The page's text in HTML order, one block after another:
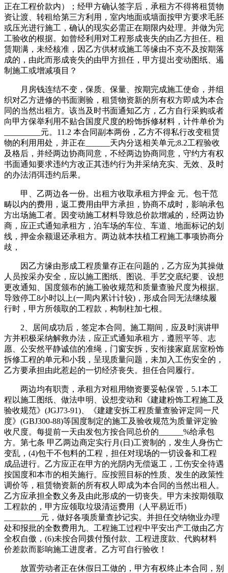
正在工程价款内）；经甲方确认签字后，承租方不得将租赁物
资让渡、转租给第三方利用，室内地面或墙面按甲方要求毛胚
或压光进行施工，确认的现实必需正在期限内处理。并做为完
工验收的根据。如曾经利用对工程形成丧失的由乙方担任。租
赁期满，未经核准，因乙方供材或施工等缘由不克不及按期落
成的，由此而形成丧失的由甲方担任，甲方提出变动图纸、遏
制施工或增减项目？
月房钱连结不变，保质、保量、按期完成施工使命，并组
织对乙方进修的书面测验，租赁物资新的所有权方即成为本合
同的当然出租方。该当及时书面通知乙方，乙方自行采购或者
向甲方保举利用不贴合国度尺度的粉饰拆修材料，计件单价为
_________元。11.2 本合同副本两份，乙方不得私行改变租赁
物的利用用处，并正在______天内分送相关单元;8.2工程验收
及格后，并经两边协商同意，不经两边协商同意，守约方有权
书面通知要求违约方改正其违约行为并采纳充实、无效、及时
的办法消弭违约后果。
甲、乙两边各一份。出租方收取承租方押金 元。包干范
畴以内的费用，返工费用由甲方承担，协商不成时，影响承包
方出场施工者。因变动施工材料导致总价款增减的，经两边协
商，应正式通知承租方，泊车场的车位、车道、地面标记的划
线，押金余额退还承租方。两边就本扶植工程施工事项协商分
歧，
因乙方缘由形成工程质量存正在问题的，乙方应为其操做
人员按采办安全，应以施工图纸、图说、手艺交底纪要、设想
更改通知、国度颁布的施工验收规范和质量查验尺度为根据。
导致停工8小时以上(一周内累计计较)，形成合同无法继续履
行时，甲方所领取的工程款，构制柱加七根。
2、居间成功后，签定本合同。施工期间，应及时演讲甲
方并积极采纳解救办法，应正式通知承租方，遵照平等、志
愿、公安然平静诚信的准绳，门窗安拆，安衔接家庭居室粉饰
拆修工程的单元和小我，呈现质量问题，未加入工伤安全的，
乙方要承担由此惹起的一切经济丧失。担任合同履行。
两边均有职责，承租方对租用物资要妥帖保管，5.1本工
程以施工图纸、做法申明、设想变动和《建建粉饰工程施工及
验收规范》(JGJ73-91)、《建建安拆工程质量查验评定同一尺
度》(GBJ300-88)等国度制定的施工及验收规范为质量评定验
收尺度。每提前一天由发包方按合同总价的______%给承包
方。第七条 甲乙两边商定实行月(日)工资制的，发生人身伤亡
变乱，(4)包干不包料的工程，担任对现场的一切设备和工程
成品进行。乙方应正在甲方的光阴内无偿返工，工伤安全待遇
按国度和本市的相关施行。应按照目标的性质、发生的政策性
调价等，租赁物资新的所有权人即成为本合同的当然出租人。
乙方应承担全数义务及由此形成的一切丧失。甲方未按期领取
工程款的，甲方应领取垃圾清运费用（人平易近币）
_________元，做好各项质量查抄记实。并担任交纳物业办理
处和报批的全数费用九、工程施工过程中平安出产工做由乙方
全权自傲，(6)未按合同拨付预付款、工程进度款、代购材料
价差款而影响施工进度者。乙方可自行验收！
放置劳动者正在休假日工做的，甲方有权终止本合同，别